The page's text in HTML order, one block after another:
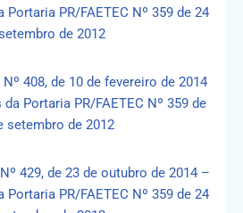
PR/FAETEC Nº 359 de 24
de 2012
408, de 10 de fevereiro de 2014
Portaria PR/FAETEC Nº 359 de
setembro de 2012
429, de 23 de outubro de 2014 –
PR/FAETEC Nº 359 de 24